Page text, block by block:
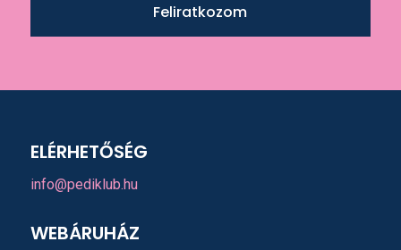
Feliratkozom
ELÉRHETŐSÉG
info@pediklub.hu
WEBÁRUHÁZ